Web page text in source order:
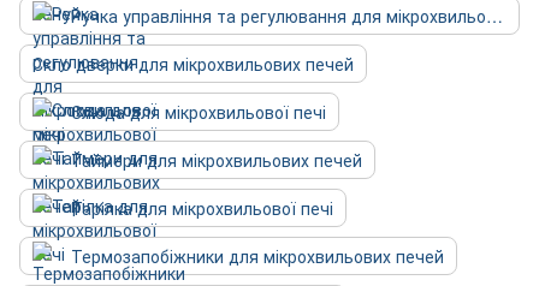
Ручка управління та регулювання для мікрохвильової печі
Скло дверки для мікрохвильових печей
Слюда для мікрохвильової печі
Таймери для мікрохвильових печей
Тарілка для мікрохвильової печі
Термозапобіжники для мікрохвильових печей